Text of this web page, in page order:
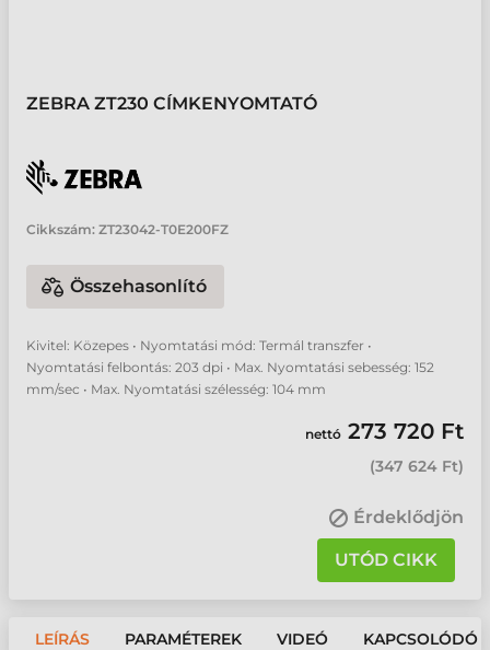
ZEBRA ZT230 CÍMKENYOMTATÓ
Cikkszám: ZT23042-T0E200FZ
Összehasonlító
Kivitel: Közepes • Nyomtatási mód: Termál transzfer •
Nyomtatási felbontás: 203 dpi • Max. Nyomtatási sebesség: 152
mm/sec • Max. Nyomtatási szélesség: 104 mm
nettó 273 720 Ft
(347 624 Ft)
Érdeklődjön
UTÓD CIKK
LEÍRÁS PARAMÉTEREK VIDEÓ KAPCSOLÓDÓ